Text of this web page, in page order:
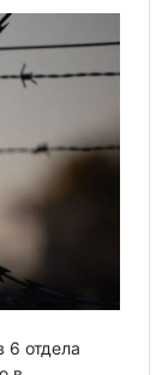
6 отдела